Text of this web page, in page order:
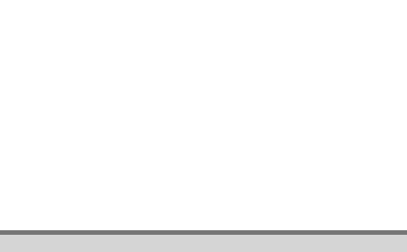
সৃষ্টির
পূর্ব
সচেষ্ট
আওয়ামী
শেরে
লীগের